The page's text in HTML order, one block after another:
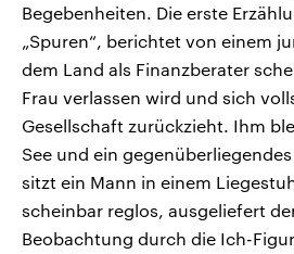
Begebenheiten. Die erste
„Spuren“, berichtet von einem
dem Land als Finanzberater
Frau verlassen wird und sich
Gesellschaft zurückzieht. Ihm
See und ein
sitzt ein Mann in einem
scheinbar reglos, ausgeliefert
Beobachtung durch die Ich-